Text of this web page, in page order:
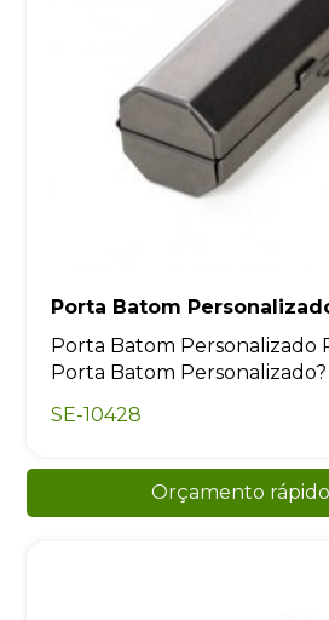
Porta Batom
Porta Batom Personalizado
Porta Batom Personalizado?
SE-10428
Orçamento rápido